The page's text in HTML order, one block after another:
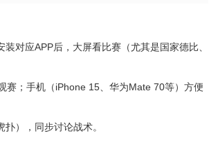
对应APP后，大屏看比赛（尤其是国家德比、
赛；手机（iPhone 15、华为Mate 70等）方便
），同步讨论战术。